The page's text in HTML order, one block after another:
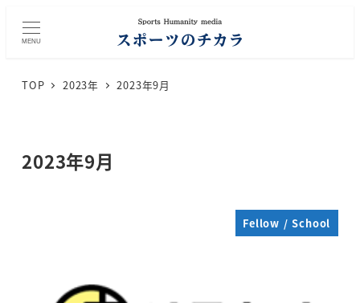
MENU
TOP 2023年 2023年9月
2023年9月
Fellow / School